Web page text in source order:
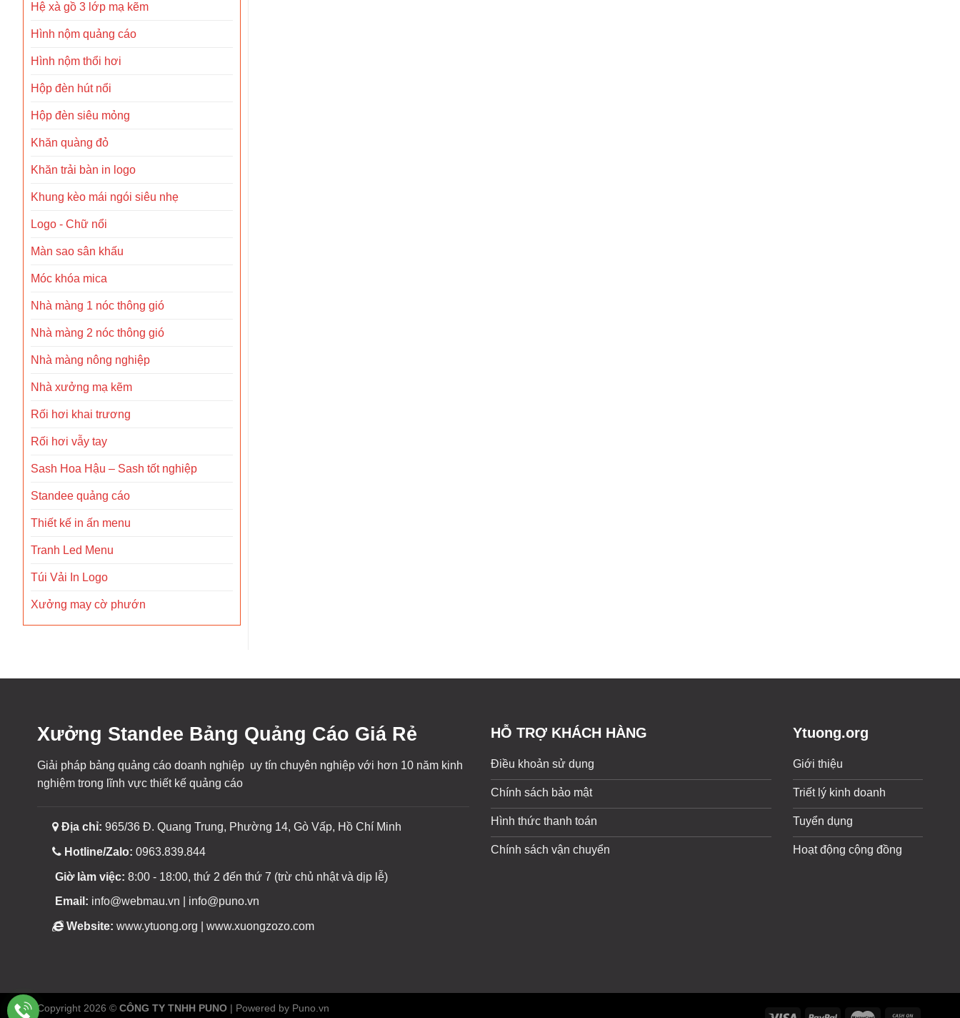
Hệ xà gồ 3 lớp mạ kẽm
Hình nộm quảng cáo
Hình nộm thổi hơi
Hộp đèn hút nổi
Hộp đèn siêu mỏng
Khăn quàng đỏ
Khăn trải bàn in logo
Khung kèo mái ngói siêu nhẹ
Logo - Chữ nổi
Màn sao sân khấu
Móc khóa mica
Nhà màng 1 nóc thông gió
Nhà màng 2 nóc thông gió
Nhà màng nông nghiệp
Nhà xưởng mạ kẽm
Rối hơi khai trương
Rối hơi vẫy tay
Sash Hoa Hậu – Sash tốt nghiệp
Standee quảng cáo
Thiết kế in ấn menu
Tranh Led Menu
Túi Vải In Logo
Xưởng may cờ phướn
Xưởng Standee Bảng Quảng Cáo Giá Rẻ
Giải pháp bảng quảng cáo doanh nghiệp uy tín chuyên nghiệp với hơn 10 năm kinh
nghiệm trong lĩnh vực thiết kế quảng cáo
Địa chỉ: 965/36 Đ. Quang Trung, Phường 14, Gò Vấp, Hồ Chí Minh
Hotline/Zalo: 0963.839.844
Giờ làm việc: 8:00 - 18:00, thứ 2 đến thứ 7 (trừ chủ nhật và dịp lễ)
Email: info@webmau.vn | info@puno.vn
Website: www.ytuong.org | www.xuongzozo.com
HỖ TRỢ KHÁCH HÀNG
Điều khoản sử dụng
Chính sách bảo mật
Hình thức thanh toán
Chính sách vận chuyển
Ytuong.org
Giới thiệu
Triết lý kinh doanh
Tuyển dụng
Hoạt động cộng đồng
Copyright 2026 © CÔNG TY TNHH PUNO | Powered by Puno.vn